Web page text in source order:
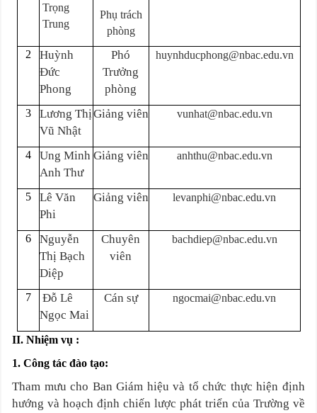
Trọng
Trung
Phụ trách
phòng
2
Huỳnh
Đức
Phong
Phó
Trưởng
phòng
huynhducphong@nbac.edu.vn
3
Lương Thị
Vũ Nhật
Giảng viên vunhat@nbac.edu.vn
4
Ung Minh
Anh Thư
Giảng viên anhthu@nbac.edu.vn
5
Lê Văn
Phi
Giảng viên levanphi@nbac.edu.vn
6
Nguyễn
Thị Bạch
Diệp
Chuyên
viên
bachdiep@nbac.edu.vn
7
Đỗ Lê
Ngọc Mai
Cán sự ngocmai@nbac.edu.vn
II. Nhiệm vụ :
1. Công tác đào tạo:
Tham mưu cho Ban Giám hiệu và tổ chức thực hiện định
hướng và hoạch định chiến lược phát triển của Trường về